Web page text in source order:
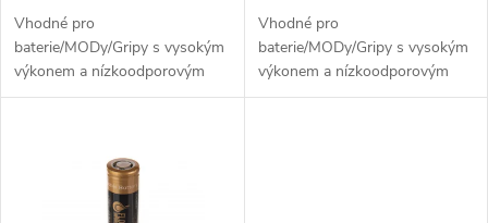
u
k
u
k
Vhodné pro
baterie/MODy/Gripy s vysokým
výkonem a nízkoodporovým
atomizerem (vysoký vybíjecí
Vhodné pro
baterie/MODy/Gripy s vysokým
výkonem a nízkoodporovým
atomizerem (vysoký vybíjecí